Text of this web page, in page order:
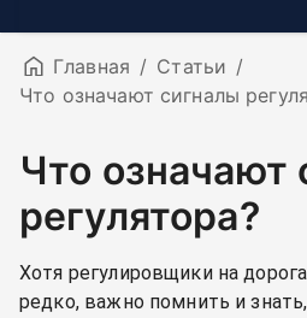
Главная / Статьи /
Что означают сигналы
Что означают
регулятора?
Хотя регулировщики на
редко, важно помнить и